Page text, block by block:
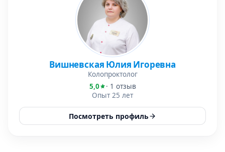
Вишневская Юлия Игоревна
Колопроктолог
5,0
· 1 отзыв
Опыт 25 лет
Посмотреть профиль